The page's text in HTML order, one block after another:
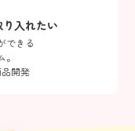
入れたい
できる
開発